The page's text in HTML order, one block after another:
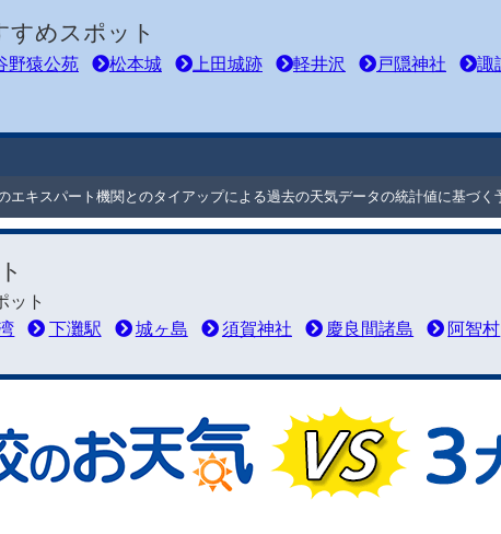
すめスポット
野猿公苑 松本城 上田城跡 軽井沢 戸隠神社 諏
キスパート機関とのタイアップによる過去の天気データの統計値に基づく
ット
下灘駅 城ヶ島 須賀神社 慶良間諸島 阿智村